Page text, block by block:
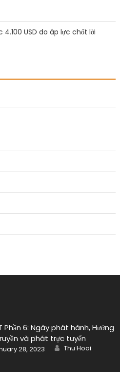
USD do áp lực chốt lời
Phần 6: Ngày phát hành, Hướng
và phát trực tuyến
28, 2023 Author
Thu Hoai